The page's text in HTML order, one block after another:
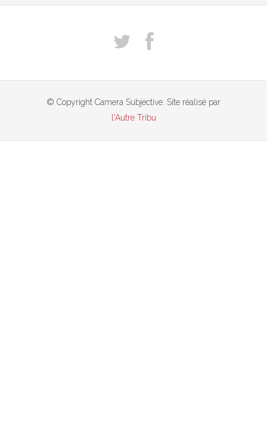
© Copyright Camera Subjective. Site réalisé par
l'Autre Tribu